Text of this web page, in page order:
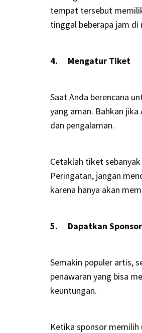
tempat tersebut
tinggal beberapa jam di
4. Mengatur Tiket
Saat Anda berencana
yang aman. Bahkan
dan pengalaman.
Cetaklah tiket
Peringatan, jangan
karena hanya akan
5. Dapatkan Sponsor
Semakin populer artis,
penawaran yang bisa
keuntungan.
Ketika sponsor